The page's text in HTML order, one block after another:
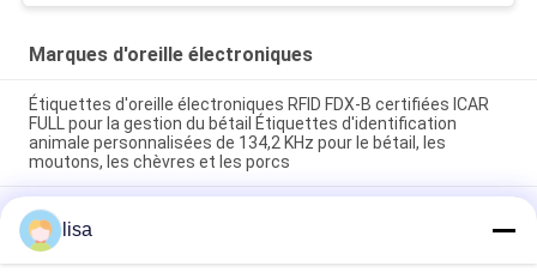
Marques d'oreille électroniques
Étiquettes d'oreille électroniques RFID FDX-B certifiées ICAR
FULL pour la gestion du bétail Étiquettes d'identification
animale personnalisées de 134,2 KHz pour le bétail, les
moutons, les chèvres et les porcs
Étiquettes auriculaires électroniques imperméables pour le
bétail et durables pour la gestion des animaux
lisa